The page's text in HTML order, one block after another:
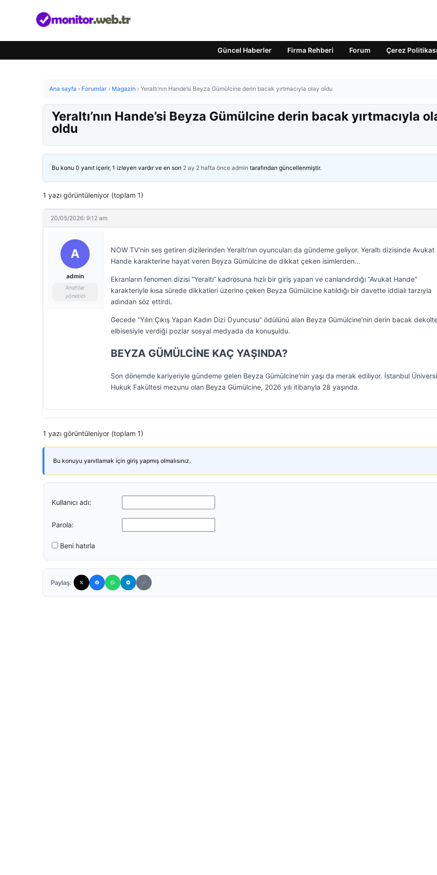
Güncel Haberler Firma Rehberi Forum Çerez Politikası
Ana sayfa › Forumlar › Magazin › Yeraltı’nın Hande’si Beyza Gümülcine derin bacak yırtmacıyla olay oldu
Yeraltı’nın Hande’si Beyza Gümülcine derin bacak yırtmacıyla
oldu
Bu konu 0 yanıt içerir, 1 izleyen vardır ve en son 2 ay 2 hafta önce admin tarafından güncellenmiştir.
1 yazı görüntüleniyor (toplam 1)
20/05/2026: 9:12 am
A
admin
Anahtar
yönetici
NOW TV’nin ses getiren dizilerinden Yeraltı’nın oyuncuları da gündeme geliyor. Yeraltı dizisinde Avukat
Hande karakterine hayat veren Beyza Gümülcine de dikkat çeken isimlerden…
Ekranların fenomen dizisi “Yeraltı” kadrosuna hızlı bir giriş yapan ve canlandırdığı “Avukat Hande”
karakteriyle kısa sürede dikkatleri üzerine çeken Beyza Gümülcine katıldığı bir davette iddialı tarzıyla
adından söz ettirdi.
Gecede “Yılın Çıkış Yapan Kadın Dizi Oyuncusu” ödülünü alan Beyza Gümülcine’nin derin bacak
elbisesiyle verdiği pozlar sosyal medyada da konuşuldu.
BEYZA GÜMÜLCİNE KAÇ YAŞINDA?
Son dönemde kariyeriyle gündeme gelen Beyza Gümülcine’nin yaşı da merak ediliyor. İstanbul
Hukuk Fakültesi mezunu olan Beyza Gümülcine, 2026 yılı itibarıyla 28 yaşında.
1 yazı görüntüleniyor (toplam 1)
Bu konuyu yanıtlamak için giriş yapmış olmalısınız.
Kullanıcı adı:
Parola:
Beni hatırla
Paylaş: